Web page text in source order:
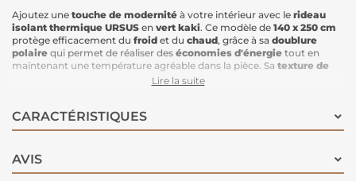
Ajoutez une touche de modernité à votre intérieur avec le rideau
isolant thermique URSUS en vert kaki. Ce modèle de 140 x 250 cm
protège efficacement du froid et du chaud, grâce à sa doublure
polaire qui permet de réaliser des économies d'énergie tout en
maintenant une température agréable dans la pièce. Sa texture de
vert kaki, un produit tendance
Dimensions: 140 x 250 cm
Couleur: Vert kaki, bouclette
Propriétés
Texture
Lire la suite
CARACTÉRISTIQUES
AVIS